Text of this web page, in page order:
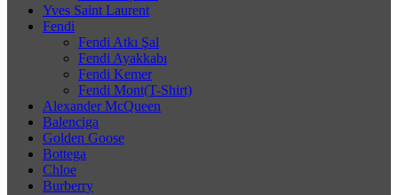
Yves Saint Laurent
Fendi
Fendi Atkı Şal
Fendi Ayakkabı
Fendi Kemer
Fendi Mont(T-Shirt)
Alexander McQueen
Balenciga
Golden Goose
Bottega
Chloe
Burberry